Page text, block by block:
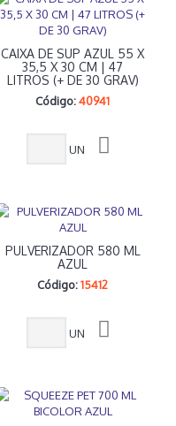
CAIXA DE SUP AZUL 55 X
35,5 X 30 CM | 47
LITROS (+ DE 30 GRAV)
Código:40941
UN
PULVERIZADOR 580 ML
AZUL
Código:15412
UN